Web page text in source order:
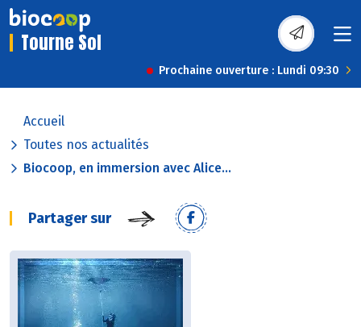
Tourne Sol
Prochaine ouverture : Lundi 09:30
Accueil
Toutes nos actualités
Biocoop, en immersion avec Alice...
Partager sur